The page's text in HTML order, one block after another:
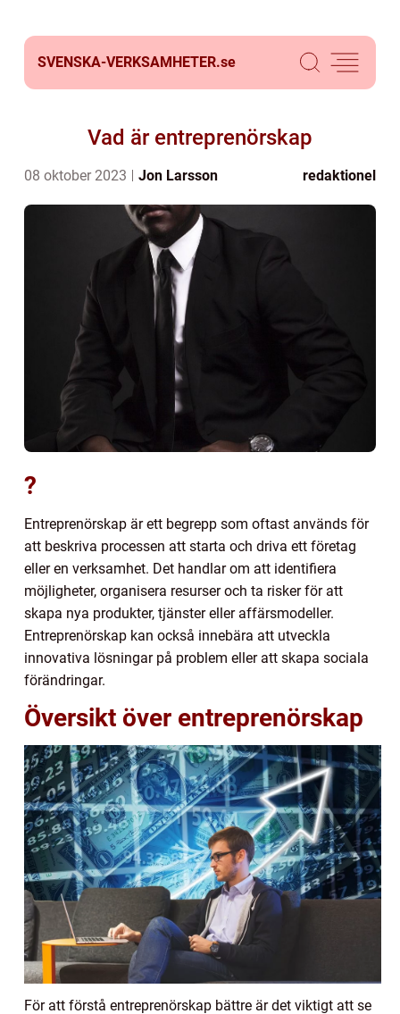
SVENSKA-VERKSAMHETER.se
Vad är entreprenörskap
08 oktober 2023 Jon Larsson redaktionel
?
Entreprenörskap är ett begrepp som oftast används för
att beskriva processen att starta och driva ett företag
eller en verksamhet. Det handlar om att identifiera
möjligheter, organisera resurser och ta risker för att
skapa nya produkter, tjänster eller affärsmodeller.
Entreprenörskap kan också innebära att utveckla
innovativa lösningar på problem eller att skapa sociala
förändringar.
Översikt över entreprenörskap
För att förstå entreprenörskap bättre är det viktigt att se